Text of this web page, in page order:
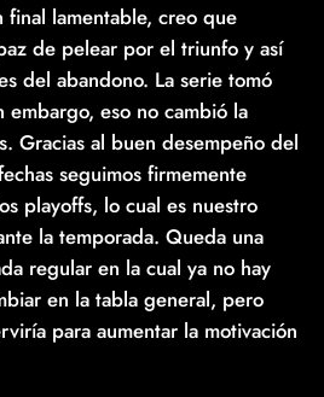
final lamentable, creo que
de pelear por el triunfo y así
del abandono. La serie tomó
embargo, eso no cambió la
Gracias al buen desempeño del
seguimos firmemente
playoffs, lo cual es nuestro
la temporada. Queda una
regular en la cual ya no hay
en la tabla general, pero
para aumentar la motivación